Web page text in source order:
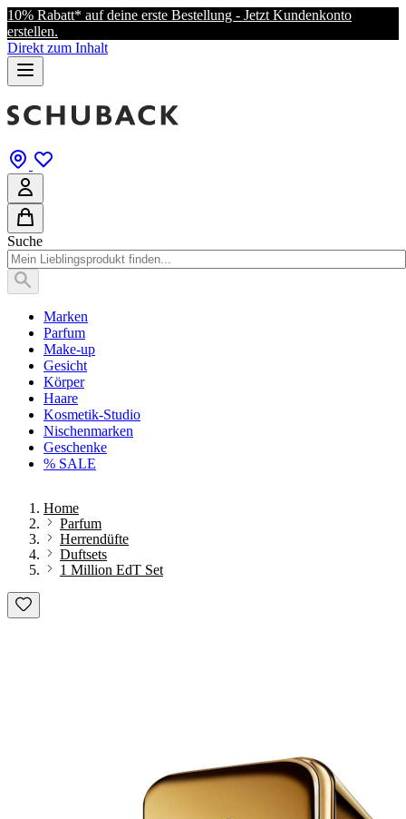
10% Rabatt* auf deine erste Bestellung - Jetzt Kundenkonto
erstellen.
Direkt zum Inhalt
Suche
Marken
Parfum
Make-up
Gesicht
Körper
Haare
Kosmetik-Studio
Nischenmarken
Geschenke
% SALE
Home
Parfum
Herrendüfte
Duftsets
1 Million EdT Set